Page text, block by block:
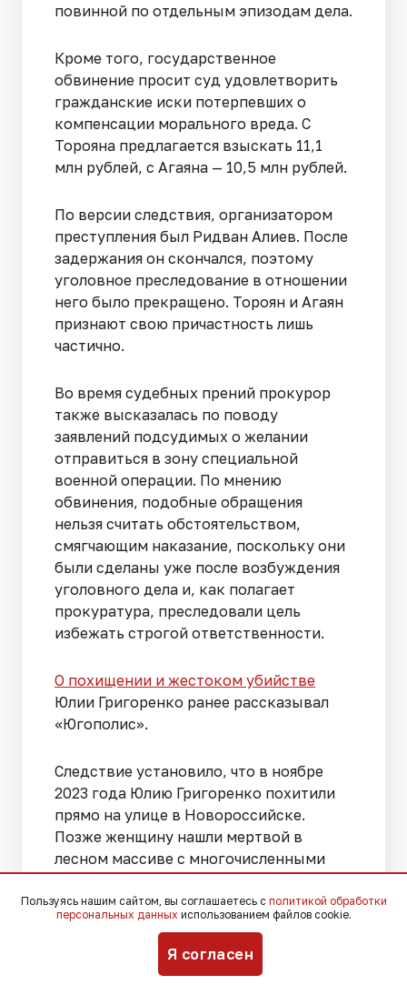
повинной по отдельным эпизодам дела.
Кроме того, государственное
обвинение просит суд удовлетворить
гражданские иски потерпевших о
компенсации морального вреда. С
Торояна предлагается взыскать 11,1
млн рублей, с Агаяна — 10,5 млн рублей.
По версии следствия, организатором
преступления был Ридван Алиев. После
задержания он скончался, поэтому
уголовное преследование в отношении
него было прекращено. Тороян и Агаян
признают свою причастность лишь
частично.
Во время судебных прений прокурор
также высказалась по поводу
заявлений подсудимых о желании
отправиться в зону специальной
военной операции. По мнению
обвинения, подобные обращения
нельзя считать обстоятельством,
смягчающим наказание, поскольку они
были сделаны уже после возбуждения
уголовного дела и, как полагает
прокуратура, преследовали цель
избежать строгой ответственности.
О похищении и жестоком убийстве
Юлии Григоренко ранее рассказывал
«Югополис».
Следствие установило, что в ноябре
2023 года Юлию Григоренко похитили
прямо на улице в Новороссийске.
Позже женщину нашли мертвой в
лесном массиве с многочисленными
преступления ее супругу поступило
сообщение с требованием выплатить
выкуп в размере 26 биткойнов. На тот
момент стоимость этой суммы
Пользуясь нашим сайтом, вы соглашаетесь с политикой обработки
персональных данных использованием файлов cookie.
Я согласен